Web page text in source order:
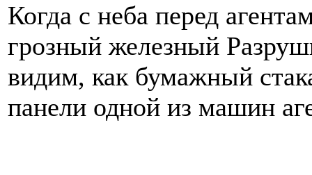
Когда с неба перед
грозный железный
видим, как бумажный
панели одной из машин